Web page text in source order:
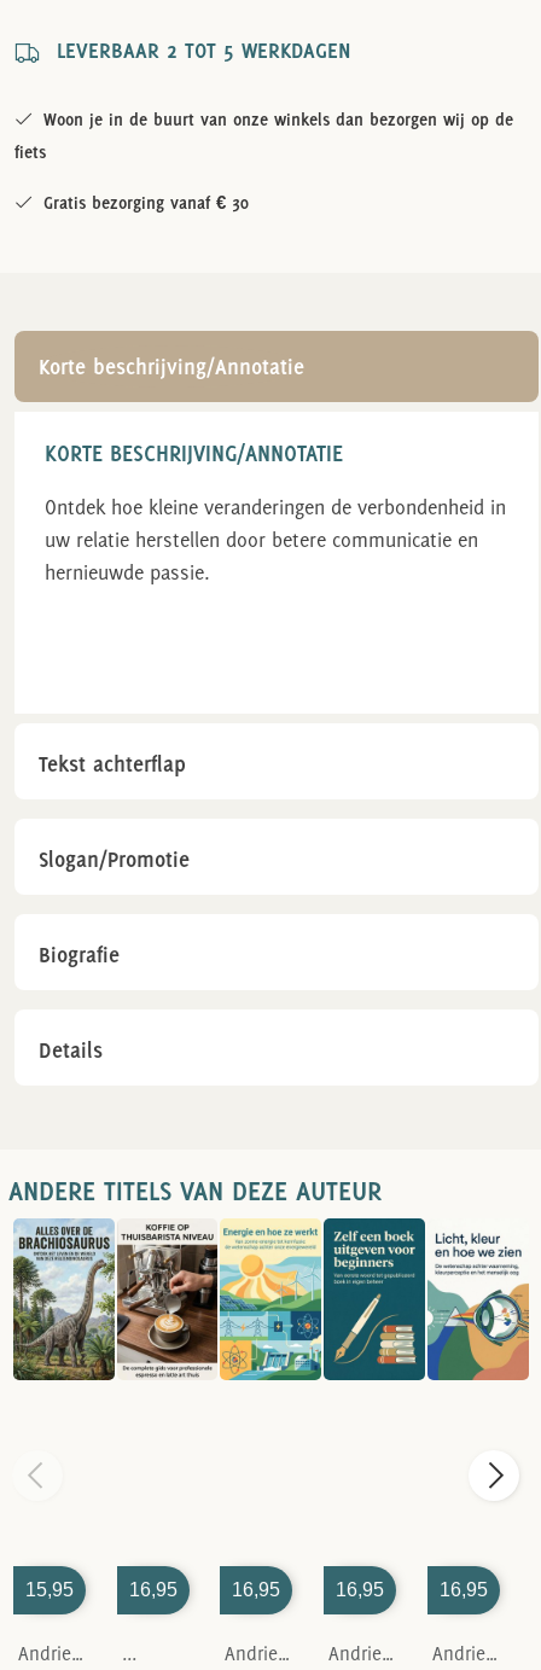
LEVERBAAR 2 TOT 5 WERKDAGEN
Woon je in de buurt van onze winkels dan bezorgen wij op de
fiets
Gratis bezorging vanaf € 30
Korte beschrijving/Annotatie
KORTE BESCHRIJVING/ANNOTATIE
Ontdek hoe kleine veranderingen de verbondenheid in
uw relatie herstellen door betere communicatie en
hernieuwde passie.
Tekst achterflap
Slogan/Promotie
Biografie
Details
ANDERE TITELS VAN DEZE AUTEUR
15,95
Andries B.V.
16,95
...
16,95
Andries B.V.
16,95
Andries B.V.
16,95
Andries B.V.